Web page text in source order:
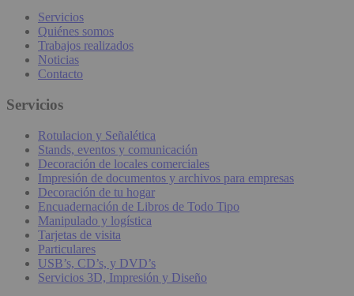
Servicios
Quiénes somos
Trabajos realizados
Noticias
Contacto
Servicios
Rotulacion y Señalética
Stands, eventos y comunicación
Decoración de locales comerciales
Impresión de documentos y archivos para empresas
Decoración de tu hogar
Encuadernación de Libros de Todo Tipo
Manipulado y logística
Tarjetas de visita
Particulares
USB’s, CD’s, y DVD’s
Servicios 3D, Impresión y Diseño